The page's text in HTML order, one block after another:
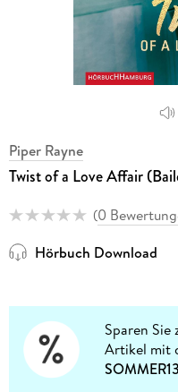
Piper Rayne
Twist of a Love Affair
(0
Hörbuch Download
Sparen Sie
Artikel mit
SOMMER13